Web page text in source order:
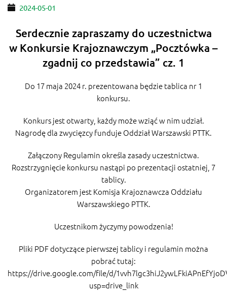
2024-05-01
Serdecznie zapraszamy do uczestnictwa
w Konkursie Krajoznawczym „Pocztówka –
zgadnij co przedstawia” cz. 1
Do 17 maja 2024 r. prezentowana będzie tablica nr 1
konkursu.
Konkurs jest otwarty, każdy może wziąć w nim udział.
Nagrodę dla zwycięzcy funduje Oddział Warszawski PTTK.
Załączony Regulamin określa zasady uczestnictwa.
Rozstrzygnięcie konkursu nastąpi po prezentacji ostatniej, 7
tablicy.
Organizatorem jest Komisja Krajoznawcza Oddziału
Warszawskiego PTTK.
Uczestnikom życzymy powodzenia!
Pliki PDF dotyczące pierwszej tablicy i regulamin można
pobrać tutaj:
https://drive.google.com/file/d/
usp=drive_link